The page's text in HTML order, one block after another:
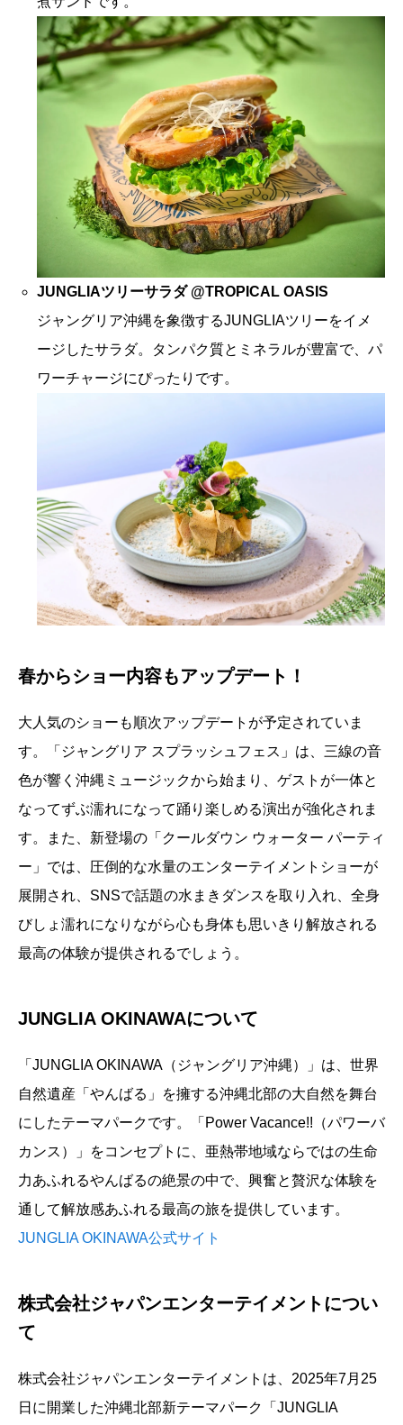
JUNGLIAツリーサラダ @TROPICAL OASIS
ジャングリア沖縄を象徴するJUNGLIAツリーをイメ
ージしたサラダ。タンパク質とミネラルが豊富で、パ
ワーチャージにぴったりです。
春からショー内容もアップデート！
大人気のショーも順次アップデートが予定されていま
す。「ジャングリア スプラッシュフェス」は、三線の音
色が響く沖縄ミュージックから始まり、ゲストが一体と
なってずぶ濡れになって踊り楽しめる演出が強化されま
す。また、新登場の「クールダウン ウォーター パーティ
ー」では、圧倒的な水量のエンターテイメントショーが
展開され、SNSで話題の水まきダンスを取り入れ、全身
びしょ濡れになりながら心も身体も思いきり解放される
最高の体験が提供されるでしょう。
JUNGLIA OKINAWAについて
「JUNGLIA OKINAWA（ジャングリア沖縄）」は、世界
自然遺産「やんばる」を擁する沖縄北部の大自然を舞台
にしたテーマパークです。「Power Vacance!!（パワーバ
カンス）」をコンセプトに、亜熱帯地域ならではの生命
力あふれるやんばるの絶景の中で、興奮と贅沢な体験を
通して解放感あふれる最高の旅を提供しています。
JUNGLIA OKINAWA公式サイト
株式会社ジャパンエンターテイメントについ
て
株式会社ジャパンエンターテイメントは、2025年7月25
日に開業した沖縄北部新テーマパーク「JUNGLIA